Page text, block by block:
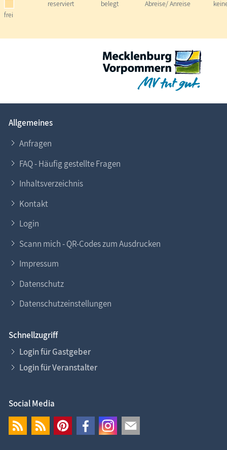
frei
reserviert belegt Abreise/ Anreise
Allgemeines
Anfragen
FAQ - Häufig gestellte Fragen
Inhaltsverzeichnis
Kontakt
Login
Scann mich - QR-Codes zum Ausdrucken
Impressum
Datenschutz
Datenschutzeinstellungen
Schnellzugriff
Login für Gastgeber
Login für Veranstalter
Social Media